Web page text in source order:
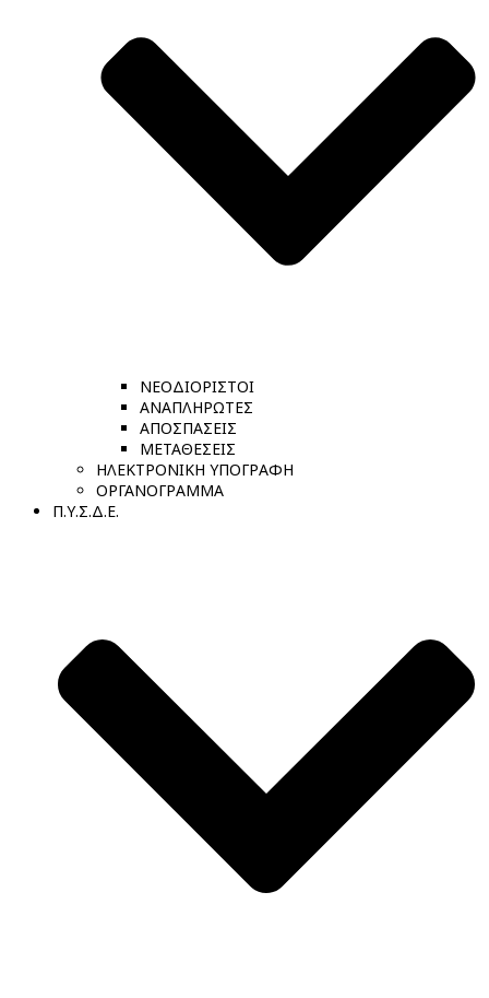
ΝΕΟΔΙΟΡΙΣΤΟΙ
ΑΝΑΠΛΗΡΩΤΕΣ
ΑΠΟΣΠΑΣΕΙΣ
ΜΕΤΑΘΕΣΕΙΣ
ΗΛΕΚΤΡΟΝΙΚΗ ΥΠΟΓΡΑΦΗ
ΟΡΓΑΝΟΓΡΑΜΜΑ
Π.Υ.Σ.Δ.Ε.